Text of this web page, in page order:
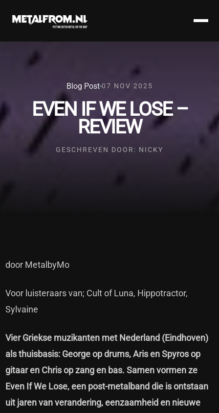
Blog Post 07 NOV 2025
EVEN IF WE LOSE –
REVIEW
GESCHREVEN DOOR: NICKY
door MetalbyMo
Voor luisteraars van; Cult of Luna, Hippotractor,
Sylvaine
Vier Griekse muzikanten met Nederland (Eindhoven)
als thuisbasis: George op drums, Aris en Spyros op
gitaar en Chris op zang en bas. Samen vormen ze
Even If We Lose, een post-metalband die is ontstaan
uit jaren van verandering, eenzaamheid en nieuwe